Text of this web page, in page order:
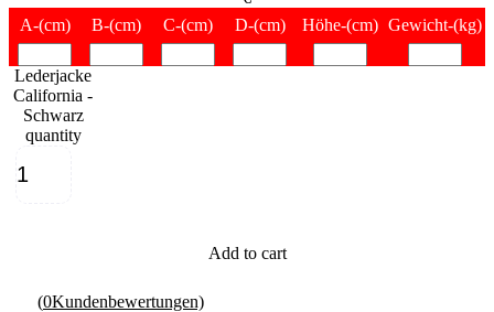
A-(cm) B-(cm) C-(cm) D-(cm) Höhe-(cm) Gewicht-(kg)
Lederjacke
California -
Schwarz
quantity
Add to cart
(0Kundenbewertungen)